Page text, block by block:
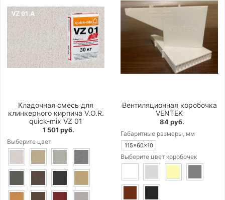
Кладочная смесь для
клинкерного кирпича V.O.R.
quick-mix VZ 01
1 501 руб.
Выберите цвет
Вентиляционная коробочка
VENTEK
84 руб.
Габаритные размеры, мм
115×60×10
Выберите цвет коробочек